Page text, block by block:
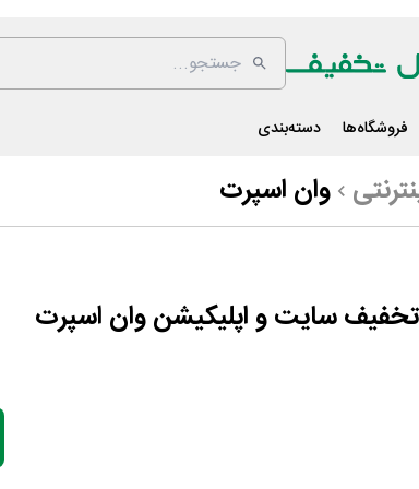
فروشگاه‌ها دسته‌بندی
وان اسپرت
سایت و اپلیکیشن وان اسپرت